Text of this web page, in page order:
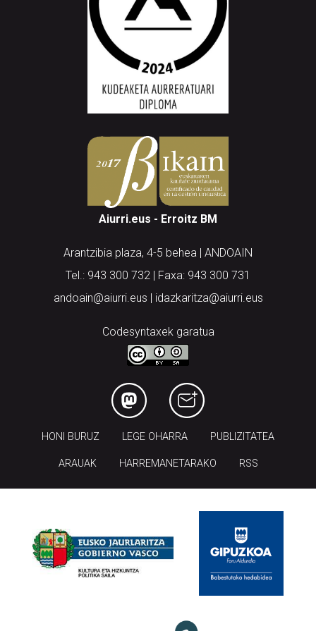
Aiurri.eus - Erroitz BM
Arantzibia plaza, 4-5 behea | ANDOAIN
Tel.: 943 300 732 | Faxa: 943 300 731
andoain@aiurri.eus | idazkaritza@aiurri.eus
Codesyntaxek garatua
HONI BURUZ LEGE OHARRA PUBLIZITATEA
ARAUAK HARREMANETARAKO RSS